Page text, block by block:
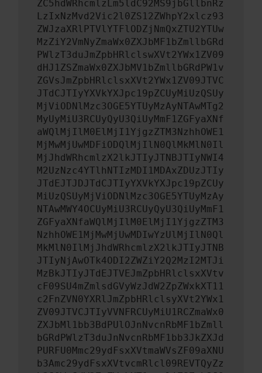
ZC5hdWRhcmlzLm5ldC92MS9jbGllbnRz
LzIxNzMvd2Vic2l0ZS12ZWhpY2xlcz93
ZWJzaXRlPTVlYTFlODZjNmQxZTU2YTUw
MzZiY2VmNyZmaWx0ZXJbMF1bZmllbGRd
PWlzT3duJmZpbHRlclswXVt2YWx1ZV09
dHJ1ZSZmaWx0ZXJbMV1bZmllbGRdPW1v
ZGVsJmZpbHRlclsxXVt2YWx1ZV09JTVC
JTdCJTIyYXVkYXJpc19pZCUyMiUzQSUy
MjViODNlMzc3OGE5YTUyMzAyNTAwMTg2
MyUyMiU3RCUyQyU3QiUyMmF1ZGFyaXNf
aWQlMjIlM0ElMjI1YjgzZTM3NzhhOWE1
MjMwMjUwMDFiODQlMjIlN0QlMkMlN0Il
MjJhdWRhcmlzX2lkJTIyJTNBJTIyNWI4
M2UzNzc4YTlhNTIzMDI1MDAxZDUzJTIy
JTdEJTJDJTdCJTIyYXVkYXJpc19pZCUy
MiUzQSUyMjViODNlMzc3OGE5YTUyMzAy
NTAwMWY4OCUyMiU3RCUyQyU3QiUyMmF1
ZGFyaXNfaWQlMjIlM0ElMjI1YjgzZTM3
NzhhOWE1MjMwMjUwMDIwYzUlMjIlN0Ql
MkMlN0IlMjJhdWRhcmlzX2lkJTIyJTNB
JTIyNjAwOTk4ODI2ZWZiY2Q2MzI2MTJi
MzBkJTIyJTdEJTVEJmZpbHRlclsxXVtv
cF09SU4mZmlsdGVyWzJdW2ZpZWxkXT11
c2FnZVN0YXRlJmZpbHRlclsyXVt2YWx1
ZV09JTVCJTIyVVNFRCUyMiU1RCZmaWx0
ZXJbMl1bb3BdPUlOJnNvcnRbMF1bZmll
bGRdPWlzT3duJnNvcnRbMF1bb3JkZXJd
PURFU0Mmc29ydFsxXVtmaWVsZF09aXNU
b3Amc29ydFsxXVtvcmRlcl09REVTQyZz